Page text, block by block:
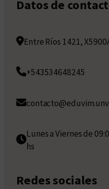
Datos de
Entre Ríos 1421,
+543534648245
Lunes a Viernes de
hs
Redes sociales